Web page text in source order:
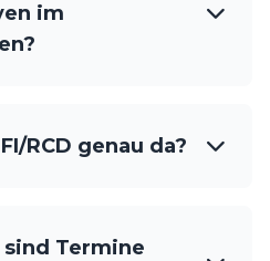
im
RCD genau da?
Termine